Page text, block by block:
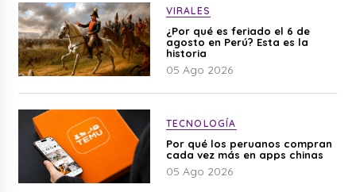
VIRALES
¿Por qué es feriado el 6 de
agosto en Perú? Esta es la
historia
05 Ago 2026
TECNOLOGÍA
Por qué los peruanos compran
cada vez más en apps chinas
05 Ago 2026